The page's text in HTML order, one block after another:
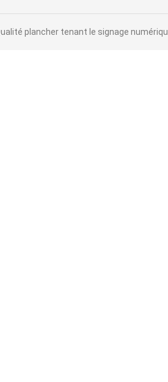
plancher tenant le signage